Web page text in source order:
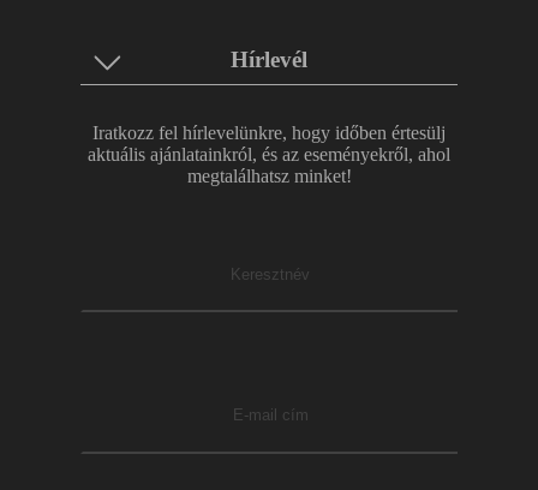
Hírlevél
Iratkozz fel hírlevelünkre, hogy időben értesülj
aktuális ajánlatainkról, és az eseményekről, ahol
megtalálhatsz minket!